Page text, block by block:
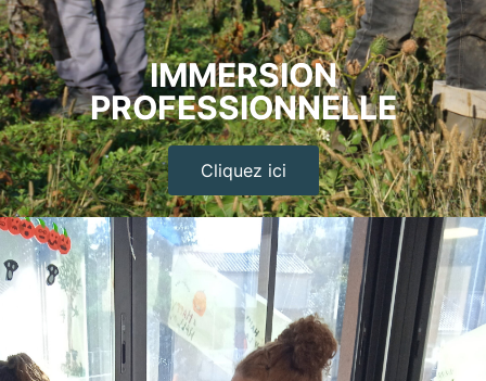
IMMERSION
PROFESSIONNELLE
Cliquez ici